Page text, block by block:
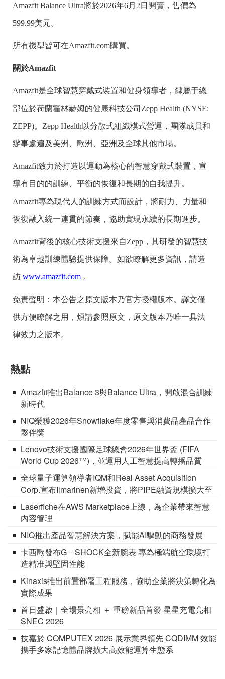
Amazfit Balance Ultra將於2026年6月2日開賣，售價為
599.99美元。
所有機型皆可在Amazfit.com購買。
關於Amazfit
Amazfit是全球智慧穿戴式裝置和健身領導者，隸屬于總
部位於荷蘭霍林赫姆的健康科技公司Zepp Health (NYSE:
ZEPP)。Zepp Health以分散式組織模式營運，團隊成員和
辦事處遍及美洲、歐洲、亞洲及全球其他市場。
Amazfit致力於打造以運動為核心的智慧穿戴式裝置，宣
導有目的的訓練、平衡的恢復和長期的自我提升。
Amazfit專為現代人的訓練方式而設計，將耐力、力量和
恢復融入統一連貫的節奏，協助實現永續的長期進步。
Amazfit背後的核心技術支援來自Zepp，其研發的智慧技
術為卓越訓練體驗提供保障。如欲瞭解更多資訊，請造
訪 www.amazfit.com 。
免責聲明：本公告之原文版本乃官方授權版本。譯文僅
供方便瞭解之用，煩請參照原文，原文版本乃唯一具法
律效力之版本。
熱點
Amazfit推出Balance 3與Balance Ultra，開啟混合訓練
新時代
NIQ榮獲2026年Snowflake年度零售與消費品產品合作
夥伴獎
Lenovo技術支援國際足球總會2026年世界盃 (FIFA
World Cup 2026™)，並運用人工智慧提高轉播品質
全球量子運算領導者IQM和Real Asset Acquisition
Corp.宣布Ilmarinen新增投資，將PIPE融資規模擴大至
1.46億美元
Laserfiche在AWS Marketplace上線，為企業帶來智慧
內容管理
NIQ推出產品智慧解決方案，賦能AI驅動的商務發展
卡西歐發布G－SHOCK全新腕表 專為極端航空環境打
造精准與堅固性能
Kinaxis推出前置部署工程服務，協助企業將決策轉化為
實際成果
首日盛啟｜全場景亮相 ＋ 重磅新品首發 星星充電亮相
SNEC 2026
技嘉於 COMPUTEX 2026 展示業界領先 CQDIMM 效能
攜手多家記憶體品牌擴大高效能運算生態系